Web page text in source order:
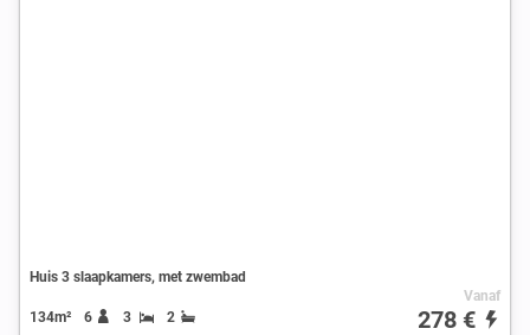
Huis 3 slaapkamers, met zwembad
134m² 6 3 2
Vanaf
278 €